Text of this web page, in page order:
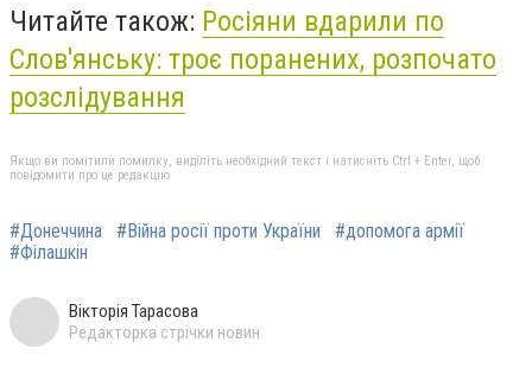
Читайте також: Росіяни вдарили по
Слов'янську: троє поранених, розпочато
розслідування
Якщо ви помітили помилку, виділіть необхідний текст і натисніть Ctrl + Enter, щоб
повідомити про це редакцію
#Донеччина #Війна росії проти України
#допомога армії
#Філашкін
Вікторія Тарасова
Редакторка стрічки новин